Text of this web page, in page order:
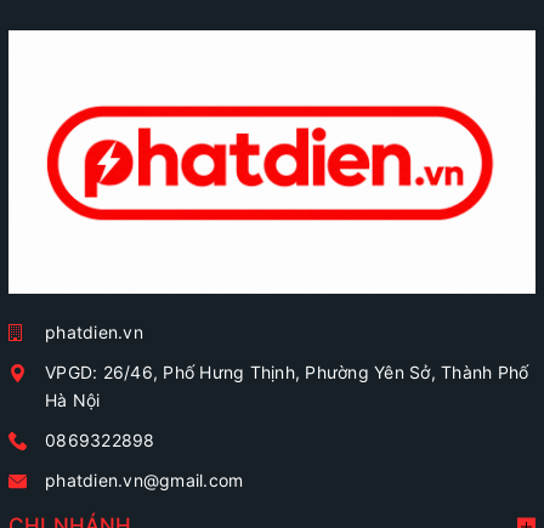
phatdien.vn
VPGD: 26/46, Phố Hưng Thịnh, Phường Yên Sở, Thành Phố
Hà Nội
0869322898
phatdien.vn@gmail.com